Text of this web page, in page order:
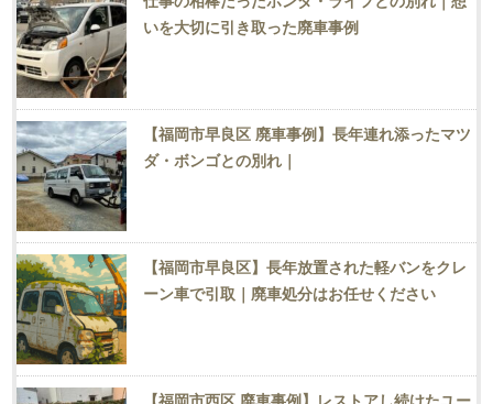
いを大切に引き取った廃車事例
【福岡市早良区 廃車事例】長年連れ添ったマツ
ダ・ボンゴとの別れ｜
【福岡市早良区】長年放置された軽バンをクレ
ーン車で引取｜廃車処分はお任せください